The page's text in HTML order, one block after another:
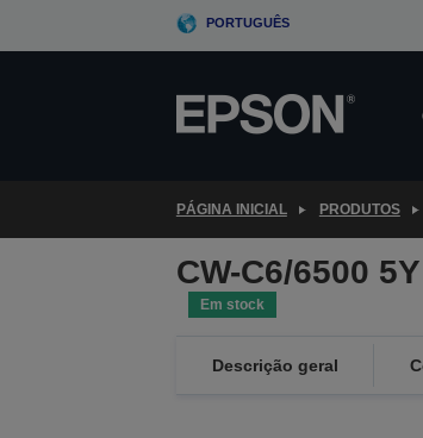
PORTUGUÊS
PÁGINA INICIAL PRODUTOS
CW-C6/6500
Em stock
Descrição geral